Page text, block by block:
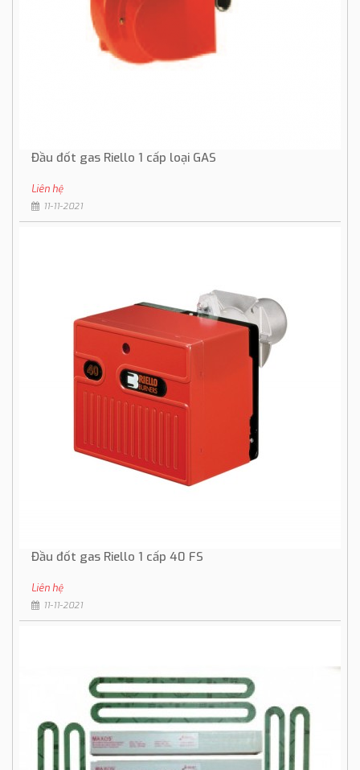
Đầu đốt gas Riello 1 cấp loại GAS
Liên hệ
11-11-2021
Đầu đốt gas Riello 1 cấp 40 FS
Liên hệ
11-11-2021